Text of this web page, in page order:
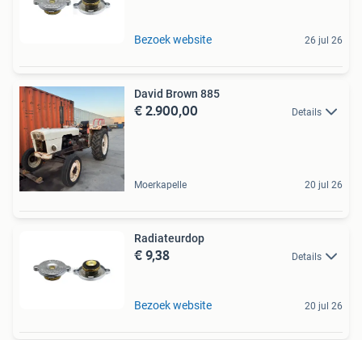
Bezoek website 26 jul 26
David Brown 885
€ 2.900,00 Details
Moerkapelle 20 jul 26
Radiateurdop
€ 9,38 Details
Bezoek website 20 jul 26